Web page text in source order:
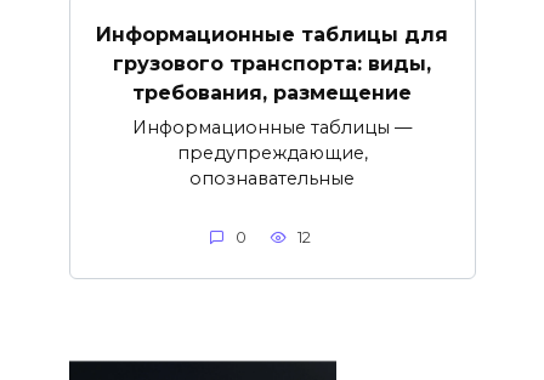
Информационные таблицы для
грузового транспорта: виды,
требования, размещение
Информационные таблицы —
предупреждающие,
опознавательные
0 12